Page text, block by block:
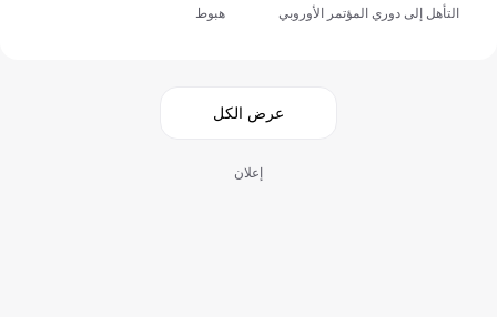
التأهل إلى دوري المؤتمر الأوروبي هبوط
عرض الكل
إعلان